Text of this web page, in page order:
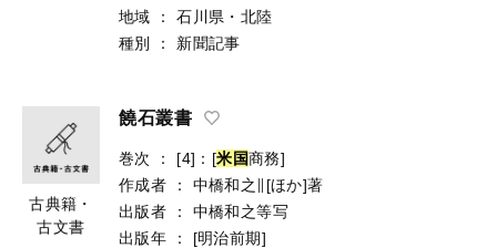
地域
：
石川県・北陸
種別
： 新聞記事
古典籍・
古文書
饒石叢書
巻次 ： [4]：[米国商務]
作成者
：
中橋和之∥[ほか]著
出版者
：
中橋和之等写
出版年
：
[明治前期]